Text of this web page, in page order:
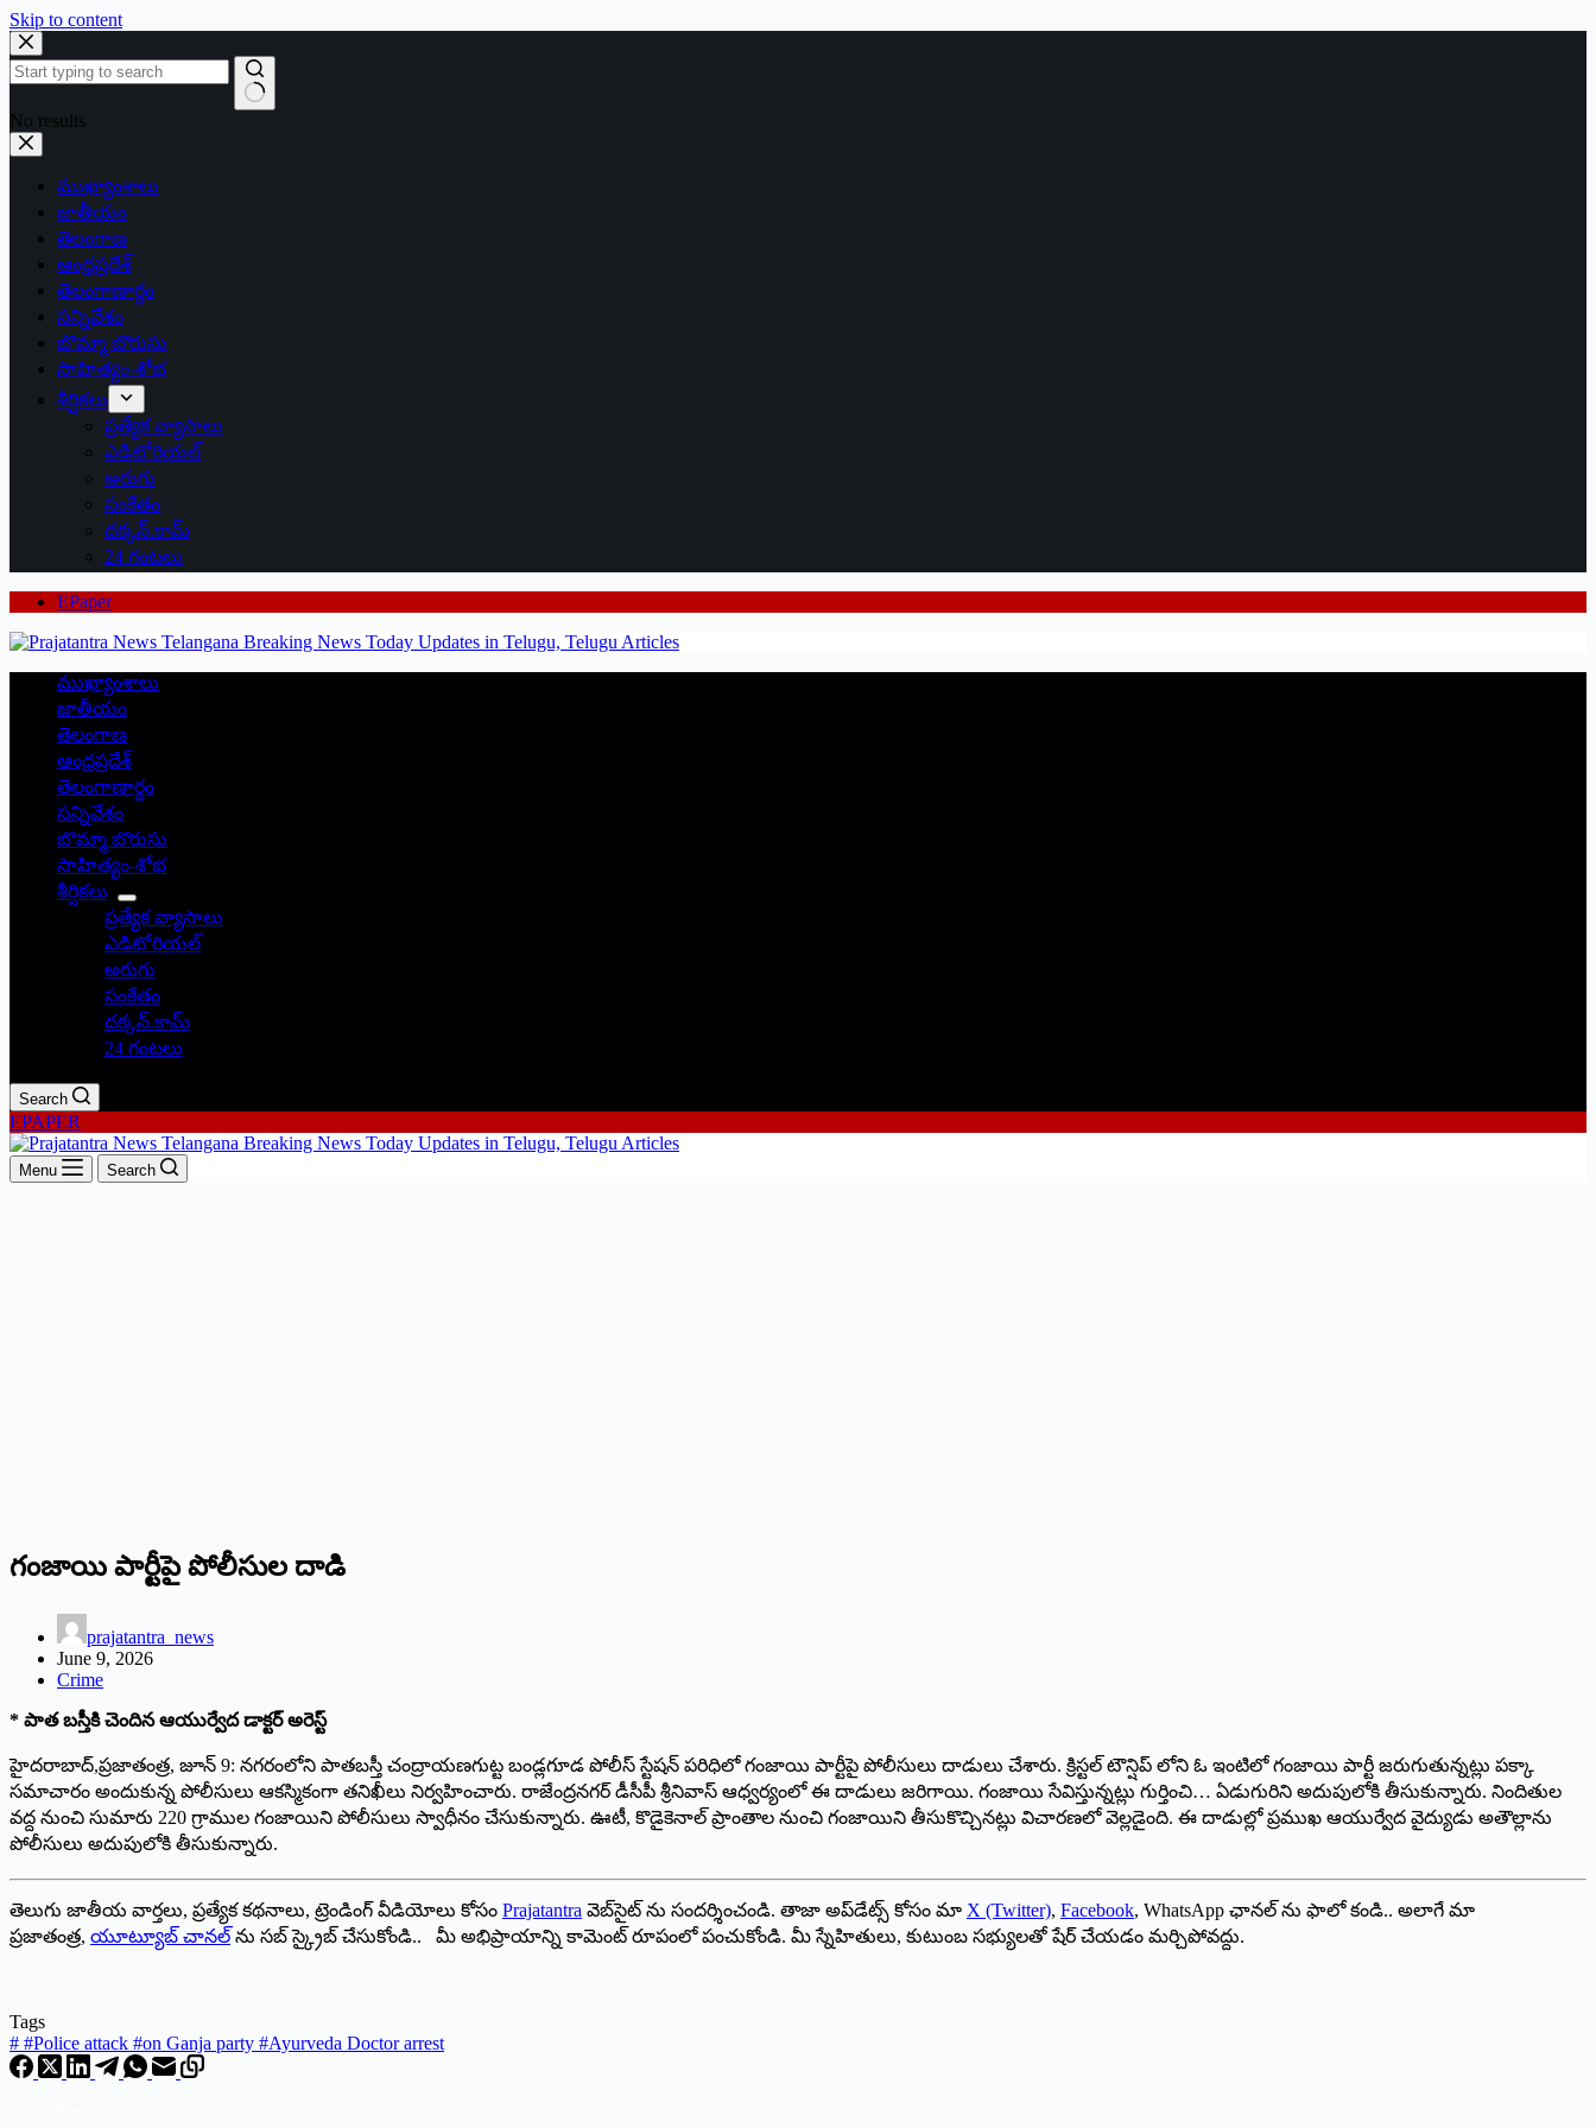
Skip to content
No results
ముఖ్యాంశాలు
జాతీయం
తెలంగాణ
ఆంధ్రప్రదేశ్
తెలంగాణార్థం
సన్నివేశం
బొమ్మా బొరుసు
సాహిత్యం-శోభ
శీర్షికలు
ప్రత్యేక వ్యాసాలు
ఎడిటోరియల్
అరుగు
సంకేతం
దక్కన్.కామ్
24 గంటలు
EPaper
ముఖ్యాంశాలు
జాతీయం
తెలంగాణ
ఆంధ్రప్రదేశ్
తెలంగాణార్థం
సన్నివేశం
బొమ్మా బొరుసు
సాహిత్యం-శోభ
శీర్షికలు
ప్రత్యేక వ్యాసాలు
ఎడిటోరియల్
అరుగు
సంకేతం
దక్కన్.కామ్
24 గంటలు
Search
EPAPER
Menu Search
గంజాయి పార్టీపై పోలీసుల దాడి
prajatantra_news
June 9, 2026
Crime
* పాత బస్తీకి చెందిన ఆయుర్వేద డాక్టర్ అరెస్ట్
హైదరాబాద్,ప్రజాతంత్ర, జూన్ 9: నగరంలోని పాతబస్తీ చంద్రాయణగుట్ట బండ్లగూడ పోలీస్ స్టేషన్ పరిధిలో గంజాయి పార్టీపై పోలీసులు దాడులు చేశారు. క్రిస్టల్ టౌన్షిప్ లోని ఓ ఇంటిలో గంజాయి పార్టీ జరుగుతున్నట్లు పక్కా
సమాచారం అందుకున్న పోలీసులు ఆకస్మికంగా తనిఖీలు నిర్వహించారు. రాజేంద్రనగర్ డీసీపీ శ్రీనివాస్ ఆధ్వర్యంలో ఈ దాడులు జరిగాయి. గంజాయి సేవిస్తున్నట్లు గుర్తించి… ఏడుగురిని అదుపులోకి తీసుకున్నారు. నిందితుల
వద్ద నుంచి సుమారు 220 గ్రాముల గంజాయిని పోలీసులు స్వాధీనం చేసుకున్నారు. ఊటీ, కొడైకెనాల్ ప్రాంతాల నుంచి గంజాయిని తీసుకొచ్చినట్లు విచారణలో వెల్లడైంది. ఈ దాడుల్లో ప్రముఖ ఆయుర్వేద వైద్యుడు అతౌల్లాను
పోలీసులు అదుపులోకి తీసుకున్నారు.
తెలుగు జాతీయ వార్తలు, ప్రత్యేక కథనాలు, ట్రెండింగ్ వీడియోలు కోసం Prajatantra వెబ్‌సైట్ ను సందర్శించండి. తాజా అప్‌డేట్స్ కోసం మా X (Twitter), Facebook, WhatsApp ఛానల్ ను ఫాలో కండి.. అలాగే మా
ప్రజాతంత్ర, యూట్యూబ్ చానల్ ను సబ్ స్క్రైబ్ చేసుకోండి.. మీ అభిప్రాయాన్ని కామెంట్ రూపంలో పంచుకోండి. మీ స్నేహితులు, కుటుంబ సభ్యులతో షేర్ చేయడం మర్చిపోవద్దు.
Tags
# #Police attack #on Ganja party #Ayurveda Doctor arrest